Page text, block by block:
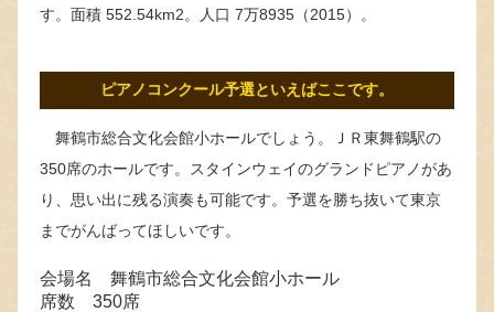
す。面積 552.54km2。人口 7万8935（2015）。
ピアノコンクール予選といえばここです。
舞鶴市総合文化会館小ホールでしょう。ＪＲ東舞鶴駅の
350席のホールです。スタインウェイのグランドピアノがあ
り、思い出に残る演奏も可能です。予選を勝ち抜いて東京
までがんばってほしいです。
会場名 舞鶴市総合文化会館小ホール
席数 350席